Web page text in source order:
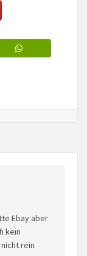
Ebay aber
kein
rein